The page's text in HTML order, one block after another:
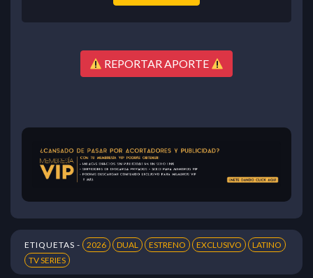
REPORTAR APORTE
ETIQUETAS - 2026 DUAL ESTRENO EXCLUSIVO
LATINO
TV SERIES